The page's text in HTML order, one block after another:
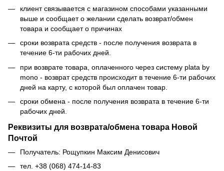
клиент связывается с магазином способами указанными
выше и сообщает о желании сделать возврат/обмен
товара и сообщает о причинах
сроки возврата средств - после получения возврата в
течение 6-ти рабочих дней.
при возврате товара, оплаченного через систему plata by
mono - возврат средств происходит в течение 6-ти рабочих
дней на карту, с которой был оплачен товар.
сроки обмена - после получения возврата в течение 6-ти
рабочих дней.
Реквизиты для возврата/обмена товара Новой
Почтой
Получатель: Рощупкин Максим Денисович
тел. +38 (068) 474-14-83